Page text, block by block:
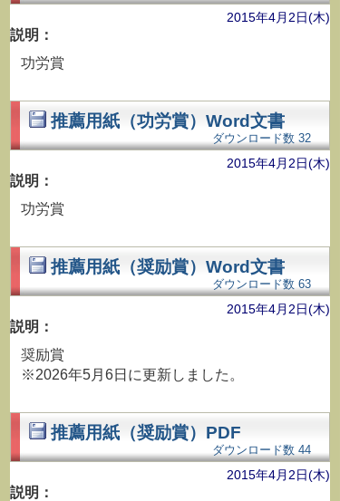
2015年4月2日(木)
説明：
功労賞
推薦用紙（功労賞）Word文書
ダウンロード数 32
2015年4月2日(木)
説明：
功労賞
推薦用紙（奨励賞）Word文書
ダウンロード数 63
2015年4月2日(木)
説明：
奨励賞
※2026年5月6日に更新しました。
推薦用紙（奨励賞）PDF
ダウンロード数 44
2015年4月2日(木)
説明：